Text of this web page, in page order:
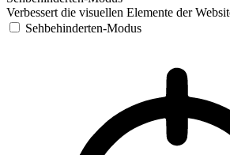
Verbessert die visuellen Elemente der
Sehbehinderten-Modus